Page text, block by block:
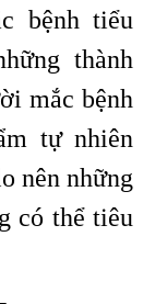
bệnh tiểu
thành
mắc bệnh
tự nhiên
nên những
có thể tiêu